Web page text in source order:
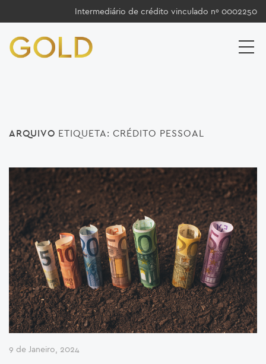
Intermediário de crédito vinculado nº 0002250
ARQUIVO ETIQUETA: CRÉDITO PESSOAL
9 de Janeiro, 2024